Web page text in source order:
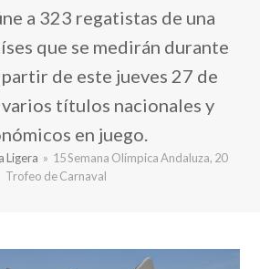
a 323 regatistas de una
que se medirán durante
de este jueves 27 de
títulos nacionales y
en juego.
Ligera » 15 Semana Olímpica Andaluza, 20
Trofeo de Carnaval